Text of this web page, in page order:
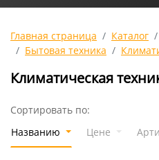
Главная страница Каталог
Бытовая техника
Климатическая
Сортировать по:
Названию
Цене